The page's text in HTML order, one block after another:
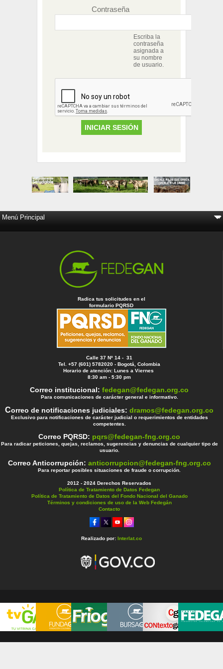
Contraseña
Escriba la
contraseña
asignada a
su nombre
de usuario.
Radica tus solicitudes en el
formulario PQRSD
Calle 37 Nº 14 - 31
Tel. +57 (601) 5782020 - Bogotá, Colombia
Horario de atención: Lunes a Viernes
8:30 am - 5:30 pm
Correo institucional:fedegan@fedegan.org.co
Para comunicaciones de carácter general e informativo.
Correo de notificaciones judiciales:dramos@fedegan.org.co
Exclusivo para notificaciones de carácter judicial o requerimientos de entidades
competentes.
Correo PQRSD: pqrs@fedegan-fng.org.co
Para radicar peticiones, quejas, reclamos, sugerencias y denuncias de cualquier tipo de
usuario.
Correo Anticorrupción: anticorrupcion@fedegan-fng.org.co
Para reportar posibles situaciones de fraude o corrupción.
2012 - 2024 Derechos Reservados
Política de Tratamiento de Datos Fedegan
Política de Tratamiento de Datos del Fondo Nacional del Ganado
Términos y condiciones de uso de la Web Fedegán
Contacto
Realizado por: Interlat.co